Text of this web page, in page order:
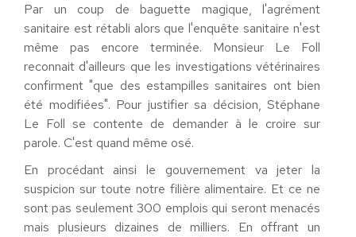
Par un coup de baguette magique, l'agrément
sanitaire est rétabli alors que l'enquête sanitaire n'est
même pas encore terminée. Monsieur Le Foll
reconnait d'ailleurs que les investigations vétérinaires
confirment "que des estampilles sanitaires ont bien
été modifiées". Pour justifier sa décision, Stéphane
Le Foll se contente de demander à le croire sur
parole. C'est quand même osé.
En procédant ainsi le gouvernement va jeter la
suspicion sur toute notre filière alimentaire. Et ce ne
sont pas seulement 300 emplois qui seront menacés
mais plusieurs dizaines de milliers. En offrant un